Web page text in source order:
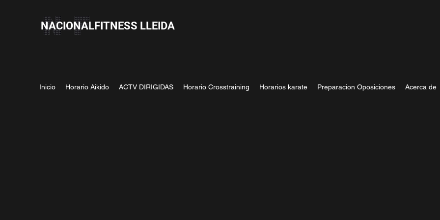
NACIONALFITNESS LLEIDA
Inicio Horario Aikido ACTV DIRIGIDAS Horario Crosstraining Horarios karate Preparacion Oposiciones Acerca de